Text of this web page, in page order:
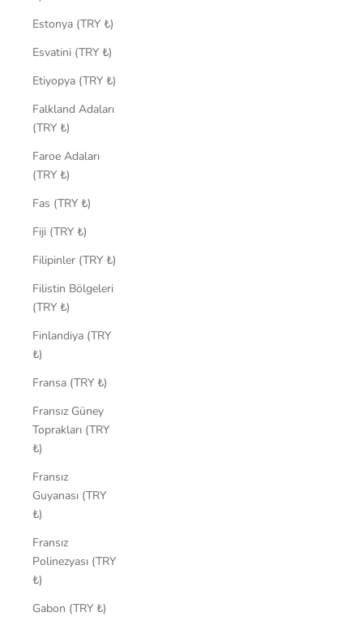
Estonya (TRY ₺)
Esvatini (TRY ₺)
Etiyopya (TRY ₺)
Falkland Adaları
(TRY ₺)
Faroe Adaları
(TRY ₺)
Fas (TRY ₺)
Fiji (TRY ₺)
Filipinler (TRY ₺)
Filistin Bölgeleri
(TRY ₺)
Finlandiya (TRY
₺)
Fransa (TRY ₺)
Fransız Güney
Toprakları (TRY
₺)
Fransız
Guyanası (TRY
₺)
Fransız
Polinezyası (TRY
₺)
Gabon (TRY ₺)